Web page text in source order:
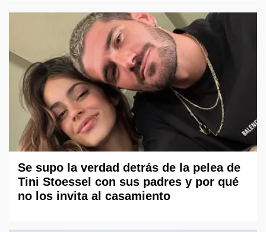
Se supo la verdad detrás de la pelea de
Tini Stoessel con sus padres y por qué
no los invita al casamiento